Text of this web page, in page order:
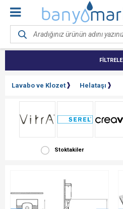
FİLTRELE
Lavabo ve Klozet Helataşı
Stoktakiler